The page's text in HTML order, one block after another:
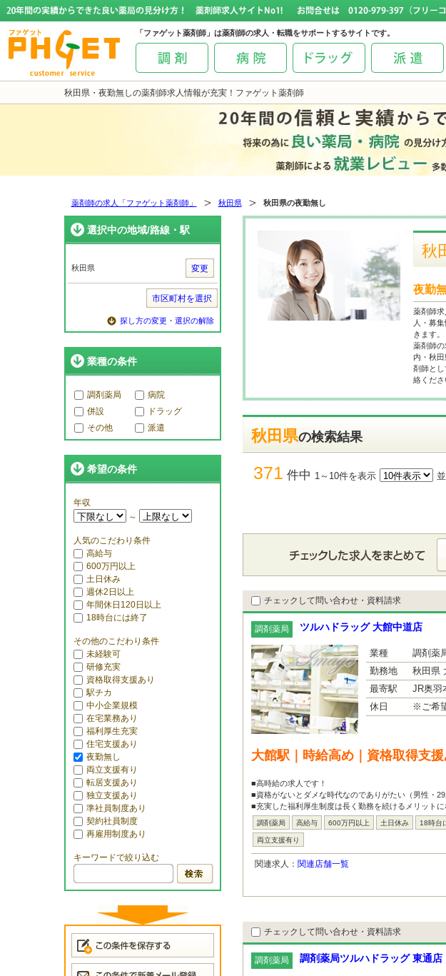
秋田県・夜勤無しの薬剤師求人情報が充実！ファゲット薬剤師
「ファゲット薬剤師」は薬剤師の求人・転職をサポートするサイトです。
薬剤師の求人「ファゲット薬剤師」 秋田県 秋田県の夜勤無し
選択中の地域/路線・駅
秋田県 変更
市区町村を選択
探し方の変更・選択の解除
業種の条件
調剤薬局
病院
併設
ドラッグ
その他
派遣
希望の条件
年収
～
人気のこだわり条件
高給与
600万円以上
土日休み
週休2日以上
年間休日120日以上
18時台には終了
その他のこだわり条件
未経験可
研修充実
資格取得支援あり
駅チカ
中小企業規模
在宅業務あり
福利厚生充実
住宅支援あり
夜勤無し
両立支援有り
転居支援あり
独立支援あり
準社員制度あり
契約社員制度
再雇用制度あり
キーワードで絞り込む
秋
夜勤
薬剤師
人・募
きます
薬剤師の
内・秋
剤師と
絡くださ
秋田県の検索結果
371 件中 1～10件を表示
チェックして問い合わせ・資料請求
調剤薬局 ツルハドラッグ 大館中道店
業種
調剤薬
勤務地
秋田県
最寄駅
JR奥羽
休日
※ご希
大館駅｜時給高め｜資格取得支
■高時給の求人です！
■資格がないとダメな時代なのでありがたい（男性・29
■充実した福利厚生制度は長く勤務を続けるメリットに
調剤薬局 高給与 600万円以上 土日休み 18時台
両立支援有り
関連求人： 関連店舗一覧
チェックして問い合わせ・資料請求
調剤薬局 調剤薬局ツルハドラッグ 東通店